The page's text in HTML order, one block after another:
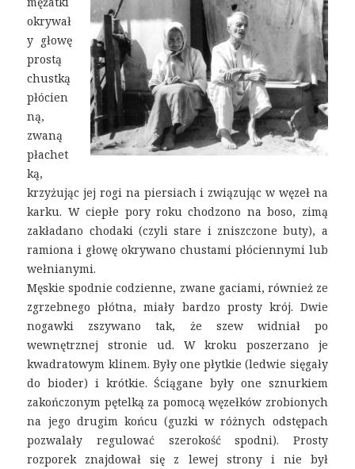
okrywał
y głowę
prostą
chustką
płócien
ną,
zwaną
płachet
ką,
krzyżując jej rogi na piersiach i związując w węzeł na
karku. W ciepłe pory roku chodzono na boso, zimą
zakładano chodaki (czyli stare i zniszczone buty), a
ramiona i głowę okrywano chustami płóciennymi lub
wełnianymi.
Męskie spodnie codzienne, zwane gaciami, również ze
zgrzebnego płótna, miały bardzo prosty krój. Dwie
nogawki zszywano tak, że szew widniał po
wewnętrznej stronie ud. W kroku poszerzano je
kwadratowym klinem. Były one płytkie (ledwie sięgały
do bioder) i krótkie. Ściągane były one sznurkiem
zakończonym pętelką za pomocą węzełków zrobionych
na jego drugim końcu (guzki w różnych odstępach
pozwalały regulować szerokość spodni). Prosty
rozporek znajdował się z lewej strony i nie był